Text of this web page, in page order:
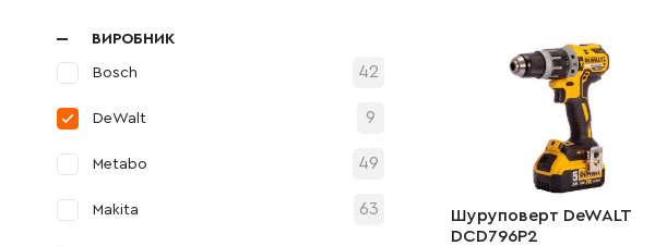
ВИРОБНИК
Bosch 42
DeWalt 9
Metabo 49
Makita 63
Шуруповерт DeWALT
DCD796P2